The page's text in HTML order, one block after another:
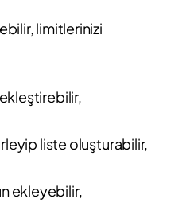
limitlerinizi
liste oluşturabilir,
ekleyebilir,